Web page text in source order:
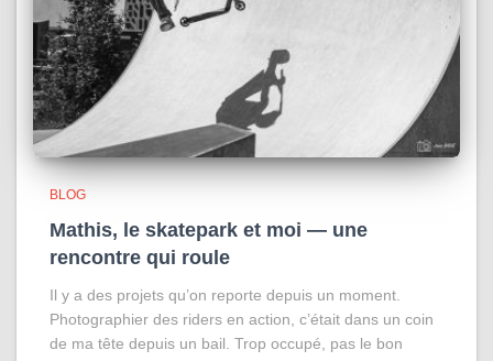
BLOG
Mathis, le skatepark et moi — une
rencontre qui roule
Il y a des projets qu’on reporte depuis un moment.
Photographier des riders en action, c’était dans un coin
de ma tête depuis un bail. Trop occupé, pas le bon